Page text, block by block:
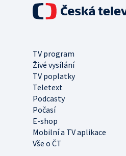
TV program
Živé vysílání
TV poplatky
Teletext
Podcasty
Počasí
E-shop
Mobilní a TV aplikace
Vše o ČT